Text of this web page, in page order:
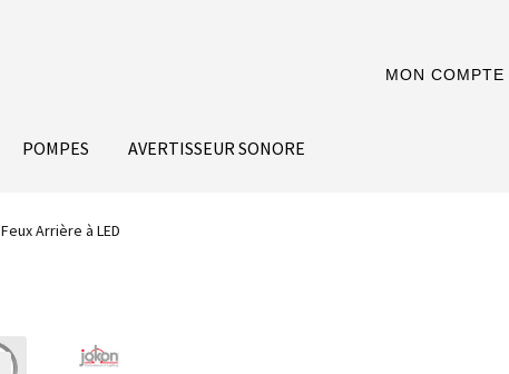
MON COMPTE
POMPES AVERTISSEUR SONORE
Feux Arrière à LED